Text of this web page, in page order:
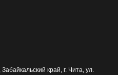
Забайкальский край, г. Чита ул.